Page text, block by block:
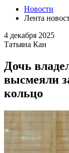
Новости
Лента
4 декабря 2025
Татьяна Кан
Дочь
высмеяли
кольцо